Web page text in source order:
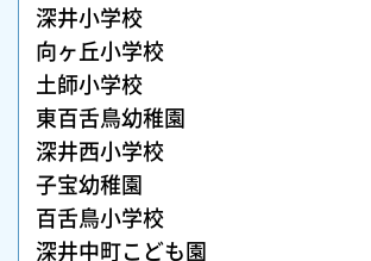
深井小学校
向ヶ丘小学校
土師小学校
東百舌鳥幼稚園
深井西小学校
子宝幼稚園
百舌鳥小学校
深井中町こども園